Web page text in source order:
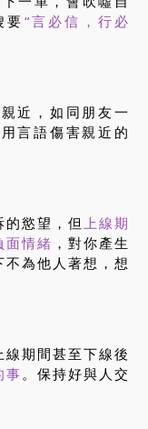
要 “言必信，行必
近，如同朋友一
言語傷害親近的
慾望，但 上線期
面情緒 ，對你產生
為他人著想，想
期間甚至下線後
事。保持好與人交